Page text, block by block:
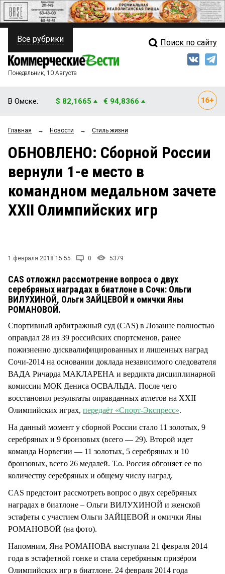
ПОЛИТИКА
ФИНАНСЫ
ОБЩЕСТВО
ЗАКОН
НОВОСТИ КОМПАНИЙ
Свежий выпуск
Рейтинги
Блоги
Архив
Все рубрики Поиск по сайту
Понедельник, 10 Августа
В Омске: $ 82,1665 € 94,8366
Главная → Новости → Стиль жизни
ОБНОВЛЕНО: Сборной России
вернули 1-е место в
командном медальном зачете
ХХII Олимпийских игр
1 февраля 2018 15:55 0 5379
CAS отложил рассмотрение вопроса о двух
серебряных наградах в биатлоне в Сочи: Ольги
ВИЛУХИНОЙ, Ольги ЗАЙЦЕВОЙ и омички Яны
РОМАНОВОЙ.
Спортивный арбитражный суд (CAS) в Лозанне полностью
оправдал 28 из 39 российских спортсменов, ранее
пожизненно дисквалифицированных и лишенных наград
Сочи-2014 на основании доклада независимого следователя
ВАДА Ричарда МАКЛАРЕНА и вердикта дисциплинарной
комиссии МОК Дениса ОСВАЛЬДА. После чего
восстановил результаты оправданных атлетов на ХХII
Олимпийских играх, передаёт «Спорт-Экспресс».
На данный момент у сборной России стало 11 золотых, 9
серебряных и 9 бронзовых (всего — 29). Второй идет
команда Норвегии — 11 золотых, 5 серебряных и 10
бронзовых, всего 26 медалей. Т.о. Россия обгоняет ее по
количеству серебряных и общему числу наград.
CAS предстоит рассмотреть вопрос о двух серебряных
наградах в биатлоне – Ольги ВИЛУХИНОЙ и женской
эстафеты с участием Ольги ЗАЙЦЕВОЙ и омички Яны
РОМАНОВОЙ (на фото).
Напомним, Яна РОМАНОВА выступала 21 февраля 2014
года в эстафетной гонке и стала серебряным призёром
Олимпийских игр в биатлоне. 24 февраля 2014 года